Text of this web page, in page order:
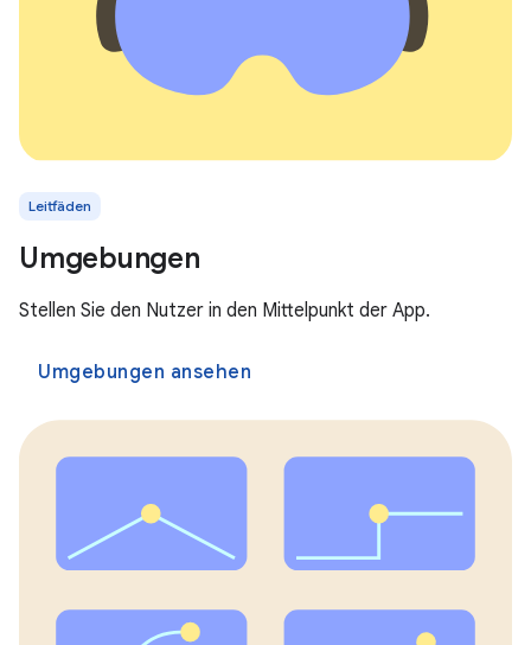
Leitfäden
Umgebungen
Stellen Sie den Nutzer in den Mittelpunkt der App.
Umgebungen ansehen